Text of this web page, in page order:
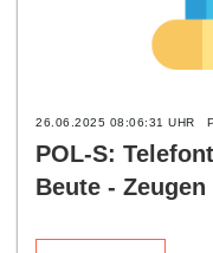
26.06.2025 08:06:31 UHR
POL-S:
Beute -